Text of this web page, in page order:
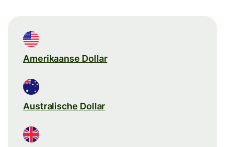
Amerikaanse Dollar
Australische Dollar